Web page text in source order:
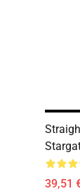
39,51